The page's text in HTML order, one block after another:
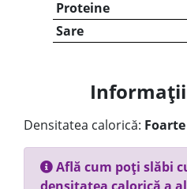
Proteine
Sare
Densitatea calorică:
Află cum poți slăbi